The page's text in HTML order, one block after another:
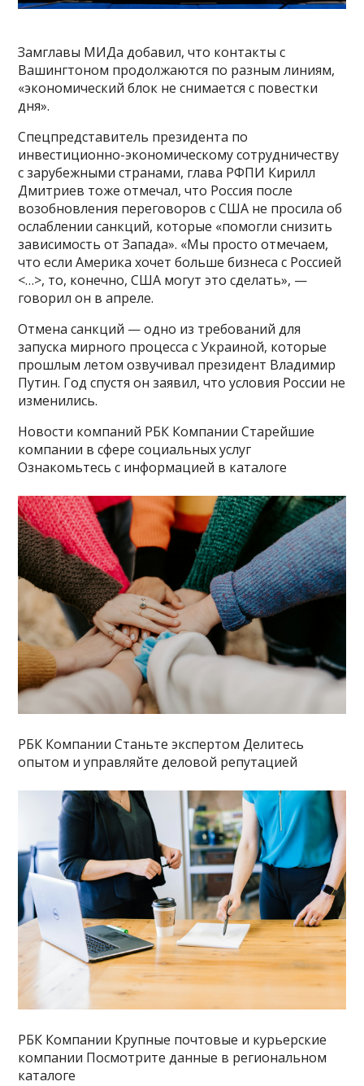
Замглавы МИДа добавил, что контакты с
Вашингтоном продолжаются по разным линиям,
«экономический блок не снимается с повестки
дня».
Спецпредставитель президента по
инвестиционно-экономическому сотрудничеству
с зарубежными странами, глава РФПИ Кирилл
Дмитриев тоже отмечал, что Россия после
возобновления переговоров с США не просила об
ослаблении санкций, которые «помогли снизить
зависимость от Запада». «Мы просто отмечаем,
что если Америка хочет больше бизнеса с Россией
<…>, то, конечно, США могут это сделать», —
говорил он в апреле.
Отмена санкций — одно из требований для
запуска мирного процесса с Украиной, которые
прошлым летом озвучивал президент Владимир
Путин. Год спустя он заявил, что условия России не
изменились.
Новости компаний РБК Компании Старейшие
компании в сфере социальных услуг
Ознакомьтесь с информацией в каталоге
РБК Компании Станьте экспертом Делитесь
опытом и управляйте деловой репутацией
РБК Компании Крупные почтовые и курьерские
компании Посмотрите данные в региональном
каталоге